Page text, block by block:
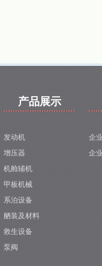
产品展示
发动机
增压器
机舱辅机
甲板机械
系泊设备
舾装及材料
救生设备
泵阀
企
企